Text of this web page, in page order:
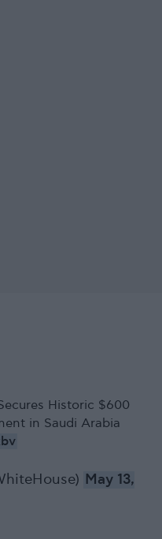
Historic $600
in Saudi Arabia
May 13,